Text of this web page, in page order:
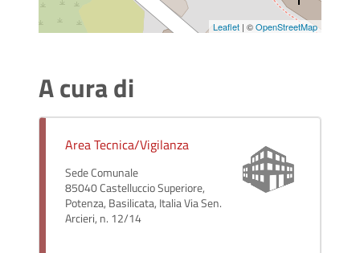
Leaflet | ©OpenStreetMap
A cura di
Area Tecnica/Vigilanza
Sede Comunale
85040 Castelluccio Superiore,
Potenza, Basilicata, Italia Via Sen.
Arcieri, n. 12/14